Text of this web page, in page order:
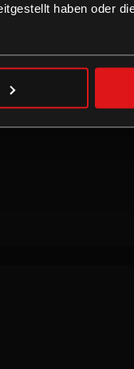
haben oder